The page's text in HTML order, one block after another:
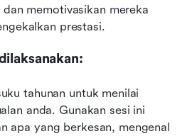
memotivasikan mereka
prestasi.
tahunan untuk menilai
anda. Gunakan sesi ini
apa yang berkesan, mengenal